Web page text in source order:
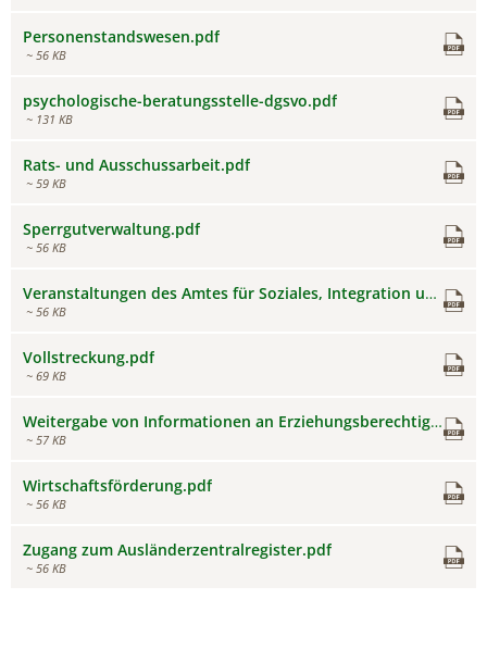
Personenstandswesen.pdf
~ 56 KB
psychologische-beratungsstelle-dgsvo.pdf
~ 131 KB
Rats- und Ausschussarbeit.pdf
~ 59 KB
Sperrgutverwaltung.pdf
~ 56 KB
Veranstaltungen des Amtes für Soziales, Integration und Wohnen.pdf
~ 56 KB
Vollstreckung.pdf
~ 69 KB
Weitergabe von Informationen an Erziehungsberechtigte durch die Kita.pdf
~ 57 KB
Wirtschaftsförderung.pdf
~ 56 KB
Zugang zum Ausländerzentralregister.pdf
~ 56 KB